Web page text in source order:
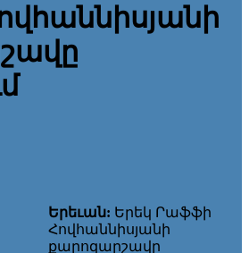
Երեւան: Երեկ Րաֆֆի
Հովհաննիսյանի
քարոզարշավը